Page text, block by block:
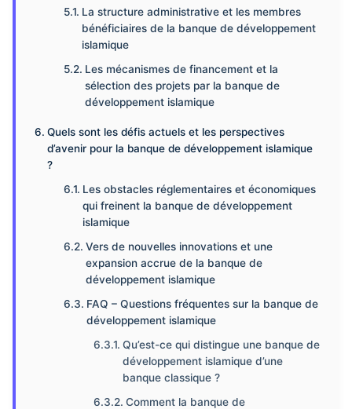
La structure administrative et les membres
bénéficiaires de la banque de développement
islamique
Les mécanismes de financement et la
sélection des projets par la banque de
développement islamique
Quels sont les défis actuels et les perspectives
d’avenir pour la banque de développement islamique
?
Les obstacles réglementaires et économiques
qui freinent la banque de développement
islamique
Vers de nouvelles innovations et une
expansion accrue de la banque de
développement islamique
FAQ – Questions fréquentes sur la banque de
développement islamique
Qu’est-ce qui distingue une banque de
développement islamique d’une
banque classique ?
Comment la banque de